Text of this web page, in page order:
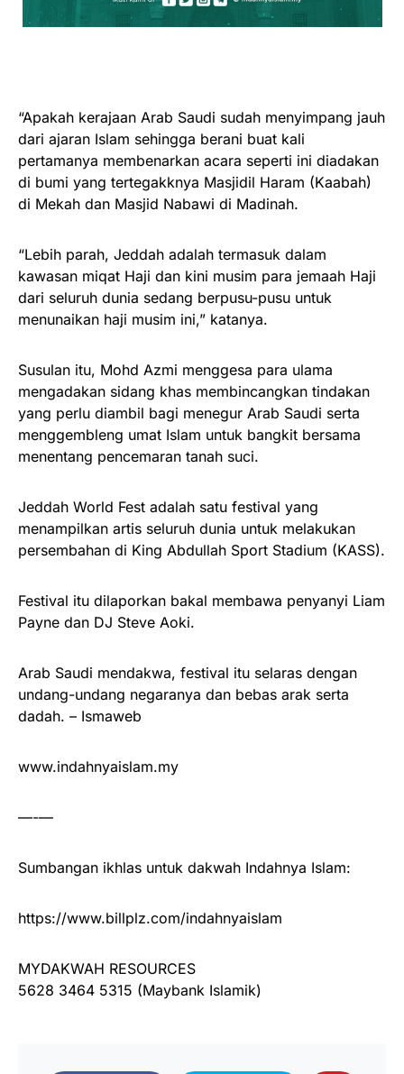
“Apakah kerajaan Arab Saudi sudah menyimpang jauh
dari ajaran Islam sehingga berani buat kali
pertamanya membenarkan acara seperti ini diadakan
di bumi yang tertegakknya Masjidil Haram (Kaabah)
di Mekah dan Masjid Nabawi di Madinah.
“Lebih parah, Jeddah adalah termasuk dalam
kawasan miqat Haji dan kini musim para jemaah Haji
dari seluruh dunia sedang berpusu-pusu untuk
menunaikan haji musim ini,” katanya.
Susulan itu, Mohd Azmi menggesa para ulama
mengadakan sidang khas membincangkan tindakan
yang perlu diambil bagi menegur Arab Saudi serta
menggembleng umat Islam untuk bangkit bersama
menentang pencemaran tanah suci.
Jeddah World Fest adalah satu festival yang
menampilkan artis seluruh dunia untuk melakukan
persembahan di King Abdullah Sport Stadium (KASS).
Festival itu dilaporkan bakal membawa penyanyi Liam
Payne dan DJ Steve Aoki.
Arab Saudi mendakwa, festival itu selaras dengan
undang-undang negaranya dan bebas arak serta
dadah. – Ismaweb
www.indahnyaislam.my
—-—
Sumbangan ikhlas untuk dakwah Indahnya Islam:
https://www.billplz.com/indahnyaislam
MYDAKWAH RESOURCES
5628 3464 5315 (Maybank Islamik)